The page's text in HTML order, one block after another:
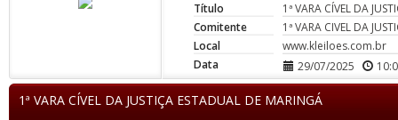
Título
1ª VARA CÍVEL DA
Comitente
1ª VARA CIVEL DA
Local
www.kleiloes.com.br
Data
29/07/2025
1ª VARA CÍVEL DA JUSTIÇA ESTADUAL DE MARINGÁ